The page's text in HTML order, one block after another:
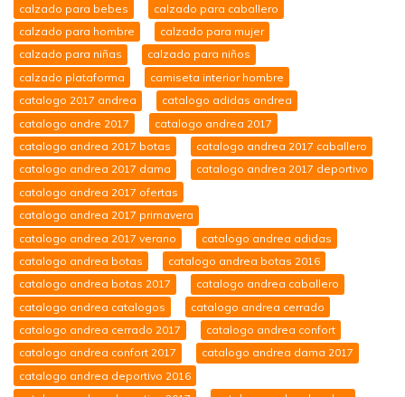
calzado para bebes
calzado para caballero
calzado para hombre
calzado para mujer
calzado para niñas
calzado para niños
calzado plataforma
camiseta interior hombre
catalogo 2017 andrea
catalogo adidas andrea
catalogo andre 2017
catalogo andrea 2017
catalogo andrea 2017 botas
catalogo andrea 2017 caballero
catalogo andrea 2017 dama
catalogo andrea 2017 deportivo
catalogo andrea 2017 ofertas
catalogo andrea 2017 primavera
catalogo andrea 2017 verano
catalogo andrea adidas
catalogo andrea botas
catalogo andrea botas 2016
catalogo andrea botas 2017
catalogo andrea caballero
catalogo andrea catalogos
catalogo andrea cerrado
catalogo andrea cerrado 2017
catalogo andrea confort
catalogo andrea confort 2017
catalogo andrea dama 2017
catalogo andrea deportivo 2016